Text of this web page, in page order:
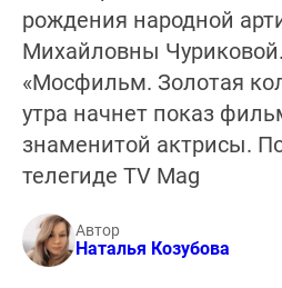
рождения народной
Михайловны
«Мосфильм. Золотая
утра начнет показ
знаменитой актрисы.
телегиде TV Mag
Автор
Наталья Козубова